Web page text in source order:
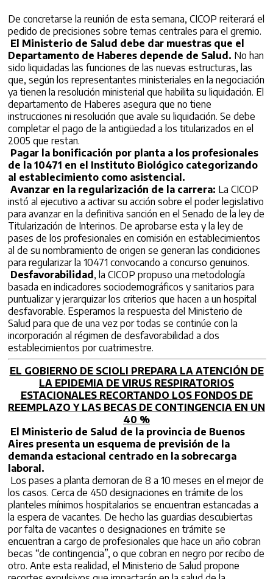
De concretarse la reunión de esta semana, CICOP reiterará el
pedido de precisiones sobre temas centrales para el gremio.
El Ministerio de Salud debe dar muestras que el
Departamento de Haberes depende de Salud. No han
sido liquidadas las funciones de las nuevas estructuras, las
que, según los representantes ministeriales en la negociación
ya tienen la resolución ministerial que habilita su liquidación. El
departamento de Haberes asegura que no tiene
instrucciones ni resolución que avale su liquidación. Se debe
completar el pago de la antigüedad a los titularizados en el
2005 que restan.
Pagar la bonificación por planta a los profesionales
de la 10471 en el Instituto Biológico categorizando
al establecimiento como asistencial.
Avanzar en la regularización de la carrera: La CICOP
instó al ejecutivo a activar su acción sobre el poder legislativo
para avanzar en la definitiva sanción en el Senado de la ley de
Titularización de Interinos. De aprobarse esta y la ley de
pases de los profesionales en comisión en establecimientos
al de su nombramiento de origen se generan las condiciones
para regularizar la 10471 convocando a concurso genuinos.
Desfavorabilidad, la CICOP propuso una metodología
basada en indicadores sociodemográficos y sanitarios para
puntualizar y jerarquizar los criterios que hacen a un hospital
desfavorable. Esperamos la respuesta del Ministerio de
Salud para que de una vez por todas se continúe con la
incorporación al régimen de desfavorabilidad a dos
establecimientos por cuatrimestre.
EL GOBIERNO DE SCIOLI PREPARA LA ATENCIÓN DE
LA EPIDEMIA DE VIRUS RESPIRATORIOS
ESTACIONALES RECORTANDO LOS FONDOS DE
REEMPLAZO Y LAS BECAS DE CONTINGENCIA EN UN
40 %
El Ministerio de Salud de la provincia de Buenos
Aires presenta un esquema de previsión de la
demanda estacional centrado en la sobrecarga
laboral.
Los pases a planta demoran de 8 a 10 meses en el mejor de
los casos. Cerca de 450 designaciones en trámite de los
planteles mínimos hospitalarios se encuentran estancadas a
la espera de vacantes. De hecho las guardias descubiertas
por falta de vacantes o designaciones en trámite se
encuentran a cargo de profesionales que hace un año cobran
becas “de contingencia”, o que cobran en negro por recibo de
otro. Ante esta realidad, el Ministerio de Salud propone